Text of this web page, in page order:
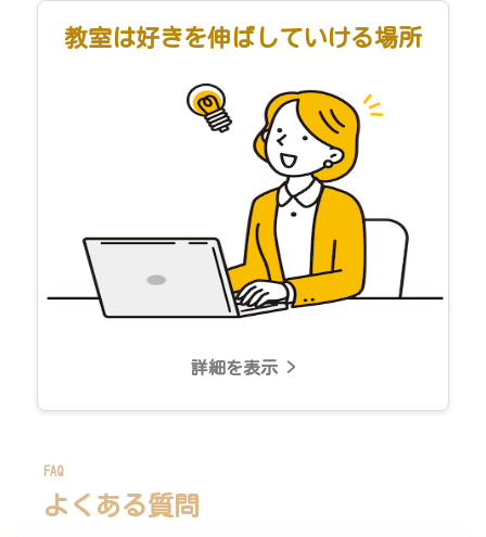
教室は好きを伸ばしていける場所
詳細を表示 >
FAQ
よくある質問